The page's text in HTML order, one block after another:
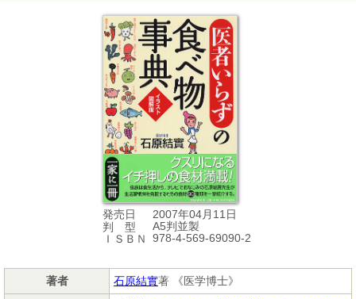
発売日
2007年04月11日
判 型
A5判並製
ＩＳＢＮ
978-4-569-69090-2
著者 石原結實著 《医学博士》